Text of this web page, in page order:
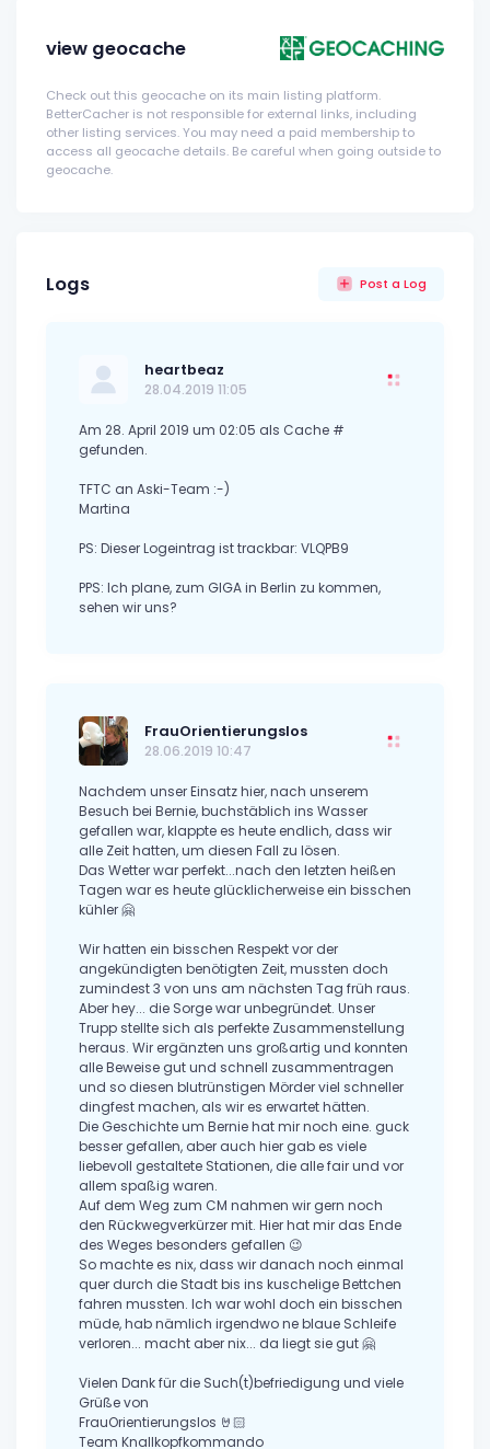
view geocache
Check out this geocache on its main listing platform.
BetterCacher is not responsible for external links, including
other listing services. You may need a paid membership to
access all geocache details. Be careful when going outside to
geocache.
Logs Post a Log
heartbeaz
28.04.2019 11:05
Am 28. April 2019 um 02:05 als Cache #
gefunden.
TFTC an Aski-Team :-)
Martina
PS: Dieser Logeintrag ist trackbar: VLQPB9
PPS: Ich plane, zum GIGA in Berlin zu kommen,
sehen wir uns?
FrauOrientierungslos
28.06.2019 10:47
Nachdem unser Einsatz hier, nach unserem
Besuch bei Bernie, buchstäblich ins Wasser
gefallen war, klappte es heute endlich, dass wir
alle Zeit hatten, um diesen Fall zu lösen.
Das Wetter war perfekt...nach den letzten heißen
Tagen war es heute glücklicherweise ein bisschen
kühler 🤗
Wir hatten ein bisschen Respekt vor der
angekündigten benötigten Zeit, mussten doch
zumindest 3 von uns am nächsten Tag früh raus.
Aber hey... die Sorge war unbegründet. Unser
Trupp stellte sich als perfekte Zusammenstellung
heraus. Wir ergänzten uns großartig und konnten
alle Beweise gut und schnell zusammentragen
und so diesen blutrünstigen Mörder viel schneller
dingfest machen, als wir es erwartet hätten.
Die Geschichte um Bernie hat mir noch eine. guck
besser gefallen, aber auch hier gab es viele
liebevoll gestaltete Stationen, die alle fair und vor
allem spaßig waren.
Auf dem Weg zum CM nahmen wir gern noch
den Rückwegverkürzer mit. Hier hat mir das Ende
des Weges besonders gefallen 😉
So machte es nix, dass wir danach noch einmal
quer durch die Stadt bis ins kuschelige Bettchen
fahren mussten. Ich war wohl doch ein bisschen
müde, hab nämlich irgendwo ne blaue Schleife
verloren... macht aber nix... da liegt sie gut 🤗
Vielen Dank für die Such(t)befriedigung und viele
Grüße von
FrauOrientierungslos 🤘🏻
Team Knallkopfkommando